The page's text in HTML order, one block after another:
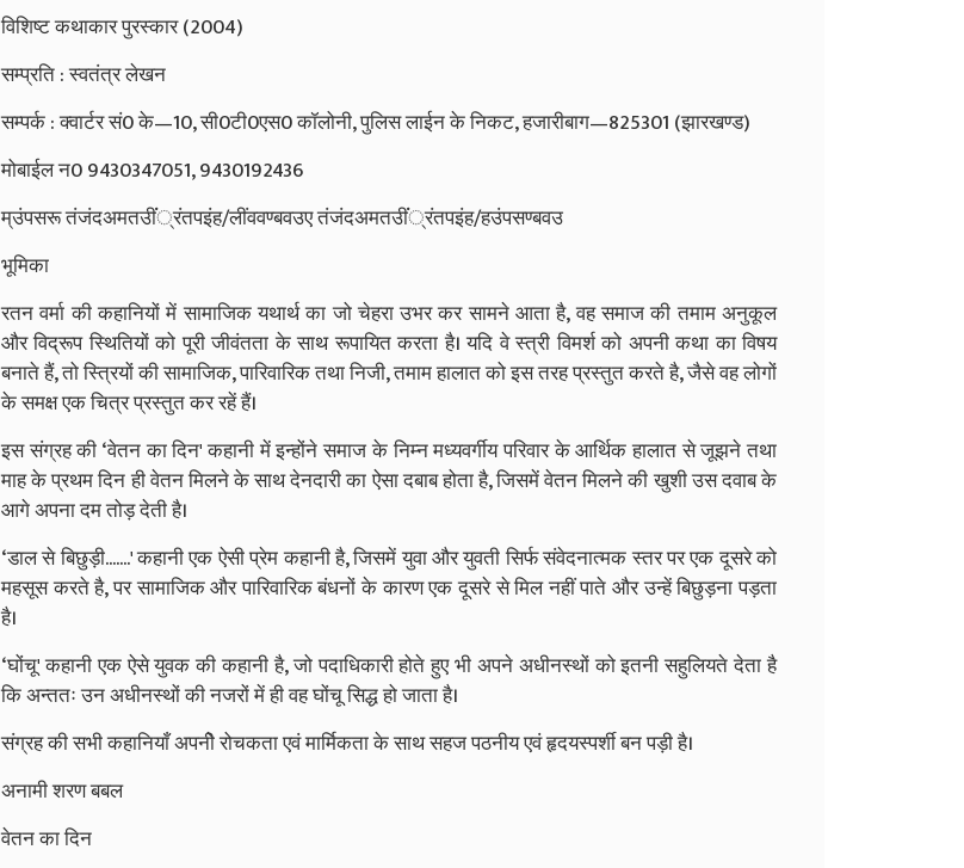
विशिष्ट कथाकार पुरस्कार (2004)
सम्प्रति : स्वतंत्र लेखन
सम्पर्क : क्वार्टर सं0 के—10, सी0टी0एस0 कॉलोनी, पुलिस लाईन के निकट, हजारीबाग—825301 (झारखण्ड)
मोबाईल न0 9430347051, 9430192436
म्उंपसरू तंजंदअमतउींं्रंतपइंह/लींववण्बवउए तंजंदअमतउींं्रंतपइंह/हउंपसण्बवउ
भूमिका
रतन वर्मा की कहानियों में सामाजिक यथार्थ का जो चेहरा उभर कर सामने आता है, वह समाज की तमाम अनुकूल
और विद्रूप स्थितियों को पूरी जीवंतता के साथ रूपायित करता है। यदि वे स्त्री विमर्श को अपनी कथा का विषय
बनाते हैं, तो स्त्रियों की सामाजिक, पारिवारिक तथा निजी, तमाम हालात को इस तरह प्रस्तुत करते है, जैसे वह लोगों
के समक्ष एक चित्र प्रस्तुत कर रहें हैं।
इस संग्रह की ‘वेतन का दिन' कहानी में इन्होंने समाज के निम्न मध्यवर्गीय परिवार के आर्थिक हालात से जूझने तथा
माह के प्रथम दिन ही वेतन मिलने के साथ देनदारी का ऐसा दबाब होता है, जिसमें वेतन मिलने की खुशी उस दवाब के
आगे अपना दम तोड़ देती है।
‘डाल से बिछुड़ी.......' कहानी एक ऐसी प्रेम कहानी है, जिसमें युवा और युवती सिर्फ संवेदनात्मक स्तर पर एक दूसरे को
महसूस करते है, पर सामाजिक और पारिवारिक बंधनों के कारण एक दूसरे से मिल नहीं पाते और उन्हें बिछुड़ना पड़ता
है।
‘घोंचू' कहानी एक ऐसे युवक की कहानी है, जो पदाधिकारी होते हुए भी अपने अधीनस्थों को इतनी सहुलियते देता है
कि अन्ततः उन अधीनस्थों की नजरों में ही वह घोंचू सिद्ध हो जाता है।
संग्रह की सभी कहानियाँ अपनीे रोचकता एवं मार्मिकता के साथ सहज पठनीय एवं हृदयस्पर्शी बन पड़ी है।
अनामी शरण बबल
वेतन का दिन